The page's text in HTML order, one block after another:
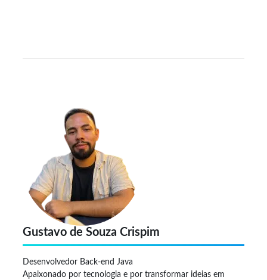
Gustavo de Souza Crispim
Desenvolvedor Back-end Java
Apaixonado por tecnologia e por transformar ideias em